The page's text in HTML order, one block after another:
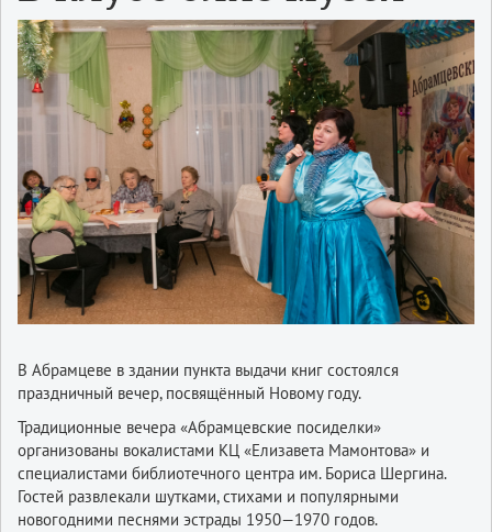
В Абрамцеве в здании пункта выдачи книг состоялся
праздничный вечер, посвящённый Новому году.
Традиционные вечера «Абрамцевские посиделки»
организованы вокалистами КЦ «Елизавета Мамонтова» и
специалистами библиотечного центра им. Бориса Шергина.
Гостей развлекали шутками, стихами и популярными
новогодними песнями эстрады 1950—1970 годов.